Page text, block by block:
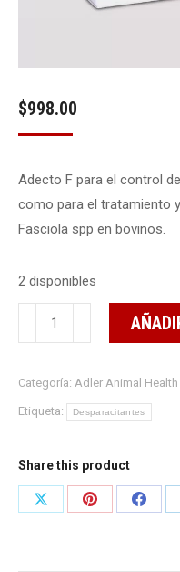
$998.00
Adecto F para el control
como para el tratamiento
Fasciola spp en bovinos.
2 disponibles
Adecto
F
ml
cantidad
Categoría: Adler Animal Health
Etiqueta: Desparacitantes
Share this product
Share
Share
Share